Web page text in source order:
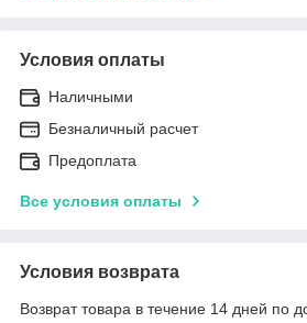
Условия оплаты
Наличными
Безналичный расчет
Предоплата
Все условия оплаты
Условия возврата
Возврат товара в течение 14 дней по